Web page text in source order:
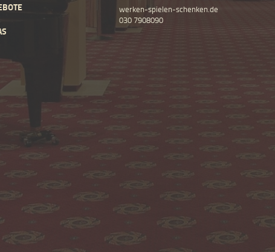
werken-spielen-schenken.de
030 7908090